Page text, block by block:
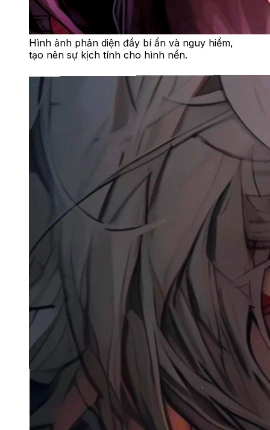
Hình ảnh phản diện đầy bí ẩn và nguy hiểm,
tạo nên sự kịch tính cho hình nền.